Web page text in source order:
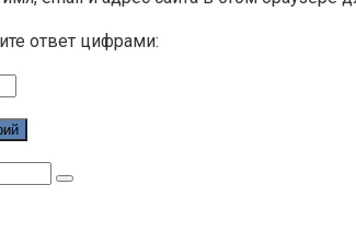
ответ цифрами: